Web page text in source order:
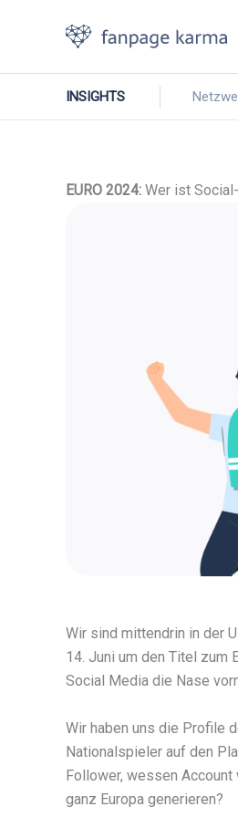
INSIGHTS
EURO 2024: Wer ist
Wir sind mittendrin in der
14. Juni um den Titel zum
Social Media die Nase
Wir haben uns die Profile
Nationalspieler auf den
Follower, wessen
ganz Europa generieren?